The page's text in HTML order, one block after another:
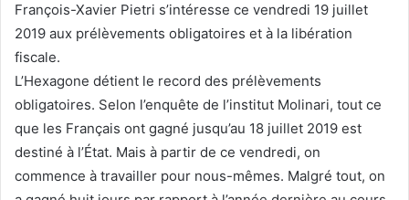
François-Xavier Pietri s’intéresse ce vendredi 19 juillet
2019 aux prélèvements obligatoires et à la libération
fiscale.
L’Hexagone détient le record des prélèvements
obligatoires. Selon l’enquête de l’institut Molinari, tout ce
que les Français ont gagné jusqu’au 18 juillet 2019 est
destiné à l’État. Mais à partir de ce vendredi, on
commence à travailler pour nous-mêmes. Malgré tout, on